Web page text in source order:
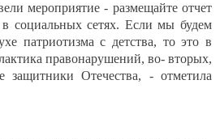
мероприятие - размещайте отчет
социальных сетях. Если мы будем
патриотизма с детства, то это в
правонарушений, во- вторых,
защитники Отечества, - отметила